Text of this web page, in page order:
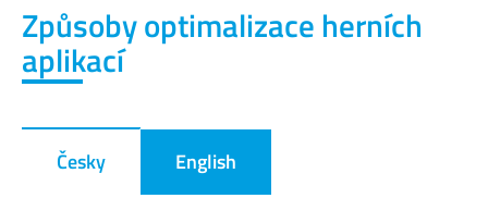
Způsoby optimalizace herních
aplikací
Česky English